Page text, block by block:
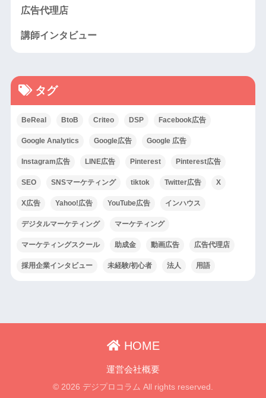
広告代理店
講師インタビュー
タグ
BeReal BtoB Criteo DSP Facebook広告
Google Analytics Google広告 Google 広告
Instagram広告 LINE広告 Pinterest Pinterest広告
SEO SNSマーケティング tiktok Twitter広告 X
X広告 Yahoo!広告 YouTube広告 インハウス
デジタルマーケティング マーケティング
マーケティングスクール 助成金 動画広告 広告代理店
採用企業インタビュー 未経験/初心者 法人 用語
HOME
運営会社概要
© 2026 デジプロコラム All rights reserved.